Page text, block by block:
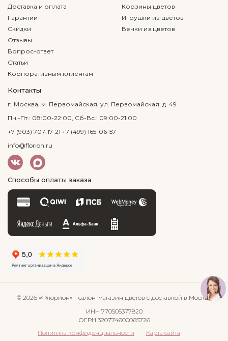
Доставка и оплата
Гарантии
Скидки
Отзывы
Вопрос-ответ
Статьи
Корпоративным клиентам
Корзины цветов
Игрушки из цветов
Венки из цветов
Контакты
г. Москва, м. Первомайская, ул. Первомайская, д. 49
Пн.-Пт.: 08:00-22:00, Сб-Вс.: 09:00-21:00
+7 (903) 707-17-21 +7 (499) 165-06-57
info@florion.ru
Способы оплаты заказа
© 2026 «Флорион» – салон-магазин цветов с доставкой в Москве
ИНН 770505377820
ОГРН 320774600065726
Политика конфиденциальности
Карта сайта